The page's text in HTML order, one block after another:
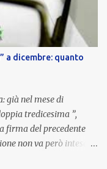
risorse e il
dell’Istruzione
2024, il MIM ha
i dati a NoiPA,
in busta paga . Gli
riconosciuto è di 6....
a dicembre: quanto
già nel mese di
tredicesima ”,
firma del precedente
non va però intesa in